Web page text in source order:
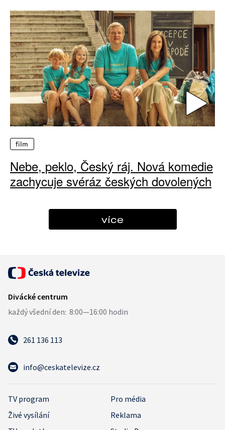
film
Nebe, peklo, Český ráj. Nová komedie
zachycuje svéráz českých dovolených
více
261 136 113
info@ceskatelevize.cz
TV program
Pro média
Živé vysílání
Reklama